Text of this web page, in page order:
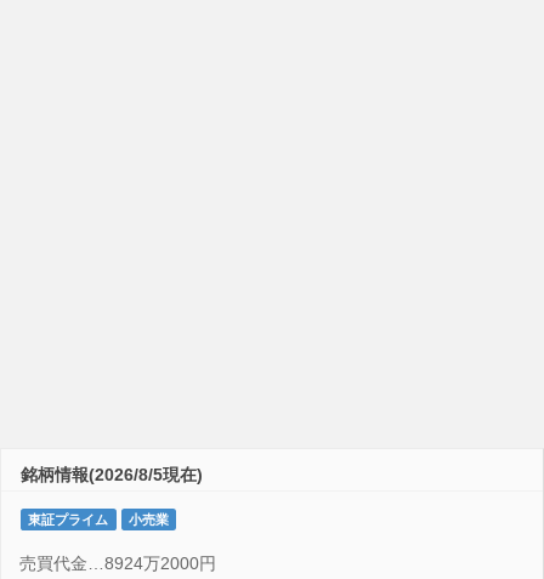
銘柄情報(2026/8/5現在)
東証プライム 小売業
売買代金…8924万2000円